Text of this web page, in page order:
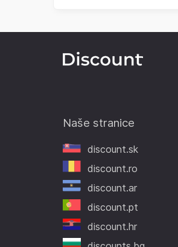
Naše stranice
discount.sk
discount.ro
discount.ar
discount.pt
discount.hr